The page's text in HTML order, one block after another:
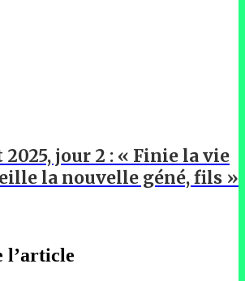
2025, jour 2 : « Finie la vie
la nouvelle géné, fils »
l’article